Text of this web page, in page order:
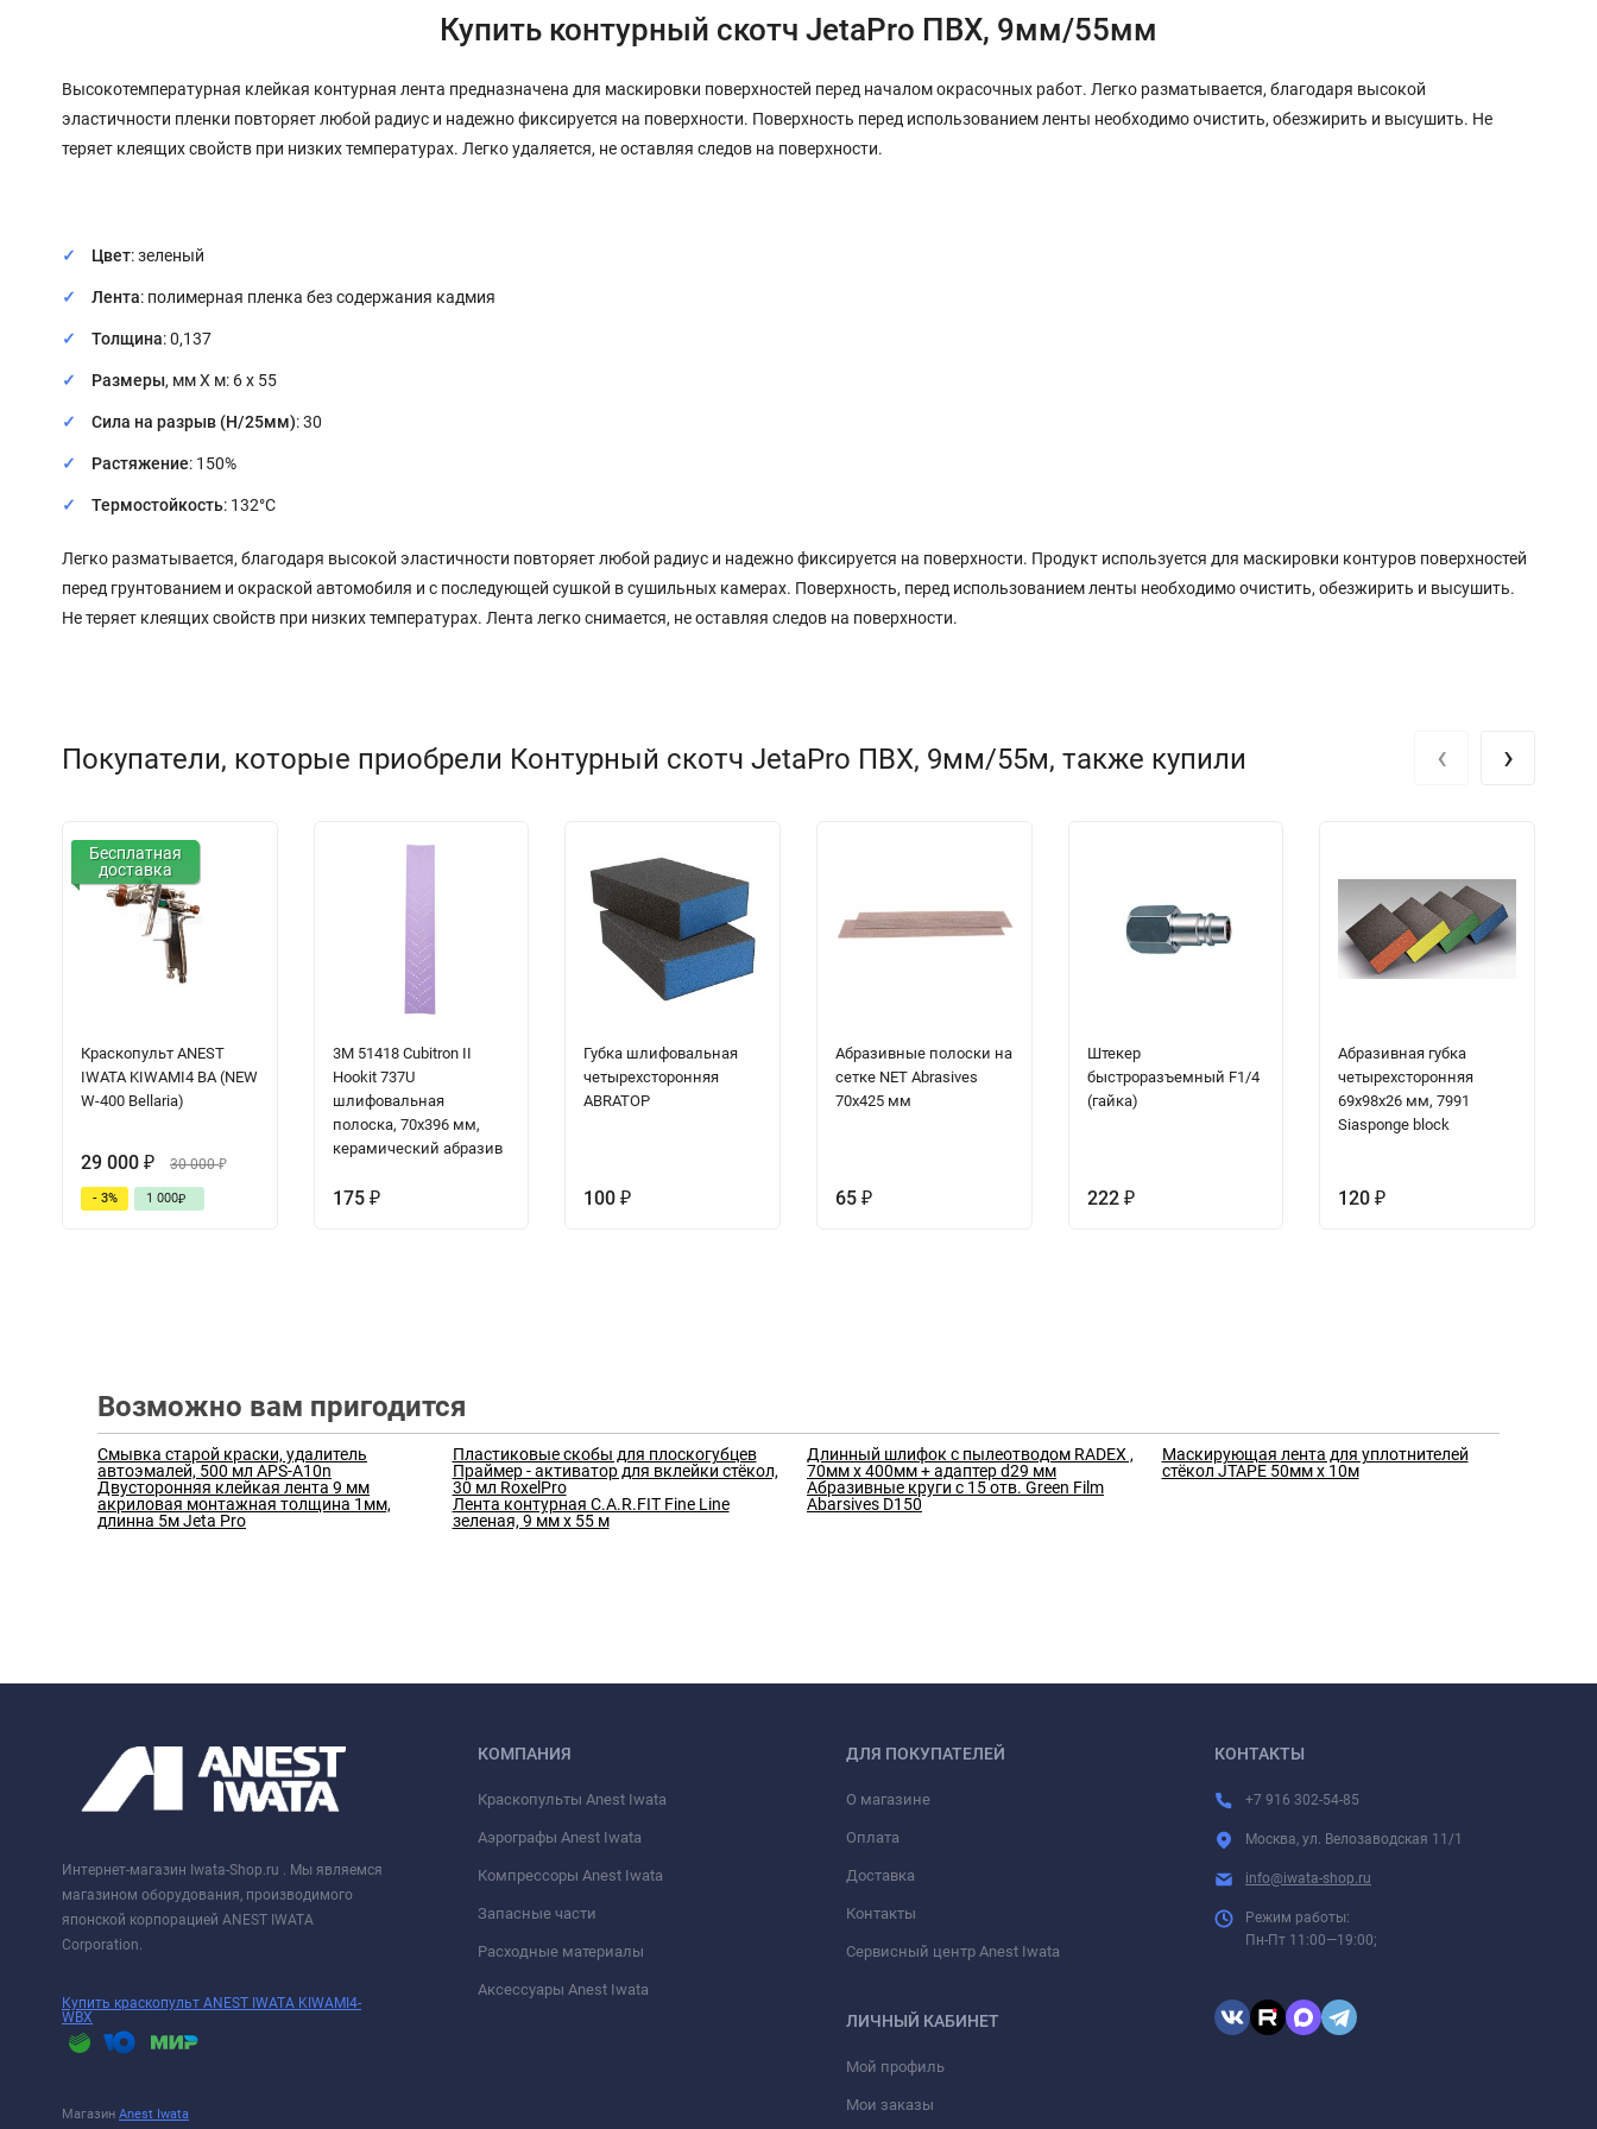
Купить контурный скотч JetaPro ПВХ, 9мм/55мм
Высокотемпературная клейкая контурная лента предназначена для маскировки поверхностей перед началом окрасочных работ. Легко разматывается, благодаря высокой
эластичности пленки повторяет любой радиус и надежно фиксируется на поверхности. Поверхность перед использованием ленты необходимо очистить, обезжирить и высушить. Не
теряет клеящих свойств при низких температурах. Легко удаляется, не оставляя следов на поверхности.
Цвет: зеленый
Лента: полимерная пленка без содержания кадмия
Толщина: 0,137
Размеры, мм Х м: 6 х 55
Сила на разрыв (Н/25мм): 30
Растяжение: 150%
Термостойкость: 132°C
Легко разматывается, благодаря высокой эластичности повторяет любой радиус и надежно фиксируется на поверхности. Продукт используется для маскировки контуров поверхностей
перед грунтованием и окраской автомобиля и с последующей сушкой в сушильных камерах. Поверхность, перед использованием ленты необходимо очистить, обезжирить и высушить.
Не теряет клеящих свойств при низких температурах. Лента легко снимается, не оставляя следов на поверхности.
Покупатели, которые приобрели Контурный скотч JetaPro ПВХ, 9мм/55м, также купили
Бесплатная
доставка
Краскопульт ANEST
IWATA KIWAMI4 BA (NEW
W-400 Bellaria)
29 000 ₽ 30 000₽
- 3% 1 000₽
3M 51418 Cubitron II
Hookit 737U
шлифовальная
полоска, 70x396 мм,
керамический абразив
175 ₽
Губка шлифовальная
четырехсторонняя
ABRATOP
100₽
Абразивные полоски на
сетке NET Abrasives
70х425 мм
65 ₽
Штекер
быстроразъемный F1/4
(гайка)
222 ₽
Абразивная губка
четырехсторонняя
69х98х26 мм, 7991
Siasponge block
120₽
‹ ›
Возможно вам пригодится
Смывка старой краски, удалитель
автоэмалей, 500 мл APS-A10n
Двусторонняя клейкая лента 9 мм
акриловая монтажная толщина 1мм,
длинна 5м Jeta Pro
Пластиковые скобы для плоскогубцев
Праймер - активатор для вклейки стёкол,
30 мл RoxelPro
Лента контурная C.A.R.FIT Fine Line
зеленая, 9 мм х 55 м
Длинный шлифок с пылеотводом RADEX ,
70мм х 400мм + адаптер d29 мм
Абразивные круги с 15 отв. Green Film
Abarsives D150
Маскирующая лента для уплотнителей
стёкол JTAPE 50мм х 10м
Интернет-магазин Iwata-Shop.ru . Мы являемся
магазином оборудования, производимого
японской корпорацией ANEST IWATA
Corporation.
Купить краскопульт ANEST IWATA KIWAMI4-
WBX
Магазин Anest Iwata
КОМПАНИЯ
Краскопульты Anest Iwata
Аэрографы Anest Iwata
Компрессоры Anest Iwata
Запасные части
Расходные материалы
Аксессуары Anest Iwata
ДЛЯ ПОКУПАТЕЛЕЙ
О магазине
Оплата
Доставка
Контакты
Сервисный центр Anest Iwata
ЛИЧНЫЙ КАБИНЕТ
Мой профиль
Мои заказы
КОНТАКТЫ
+7 916 302-54-85
Москва, ул. Велозаводская 11/1
info@iwata-shop.ru
Режим работы:
Пн-Пт 11:00—19:00;